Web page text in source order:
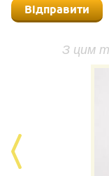
Відправити
З цим